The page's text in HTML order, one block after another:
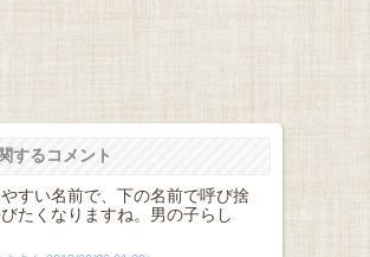
するコメント
すい名前で、下の名前で呼び捨
たくなりますね。男の子らし